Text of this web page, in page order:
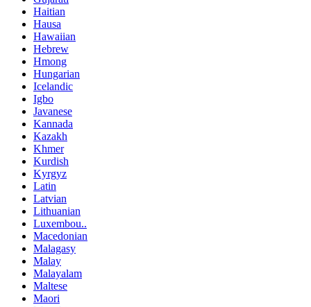
Haitian
Hausa
Hawaiian
Hebrew
Hmong
Hungarian
Icelandic
Igbo
Javanese
Kannada
Kazakh
Khmer
Kurdish
Kyrgyz
Latin
Latvian
Lithuanian
Luxembou..
Macedonian
Malagasy
Malay
Malayalam
Maltese
Maori